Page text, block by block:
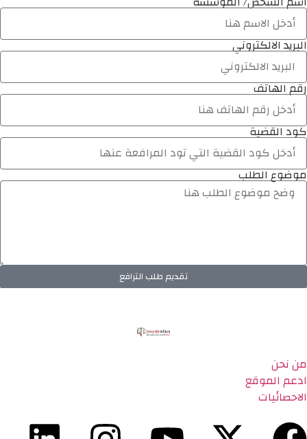
البريد الالكتروني
رقم الهاتف
كود القضية
موضوع الطلب
تقديم طلب الترافع
من نحن
ادعم الموقع
الاحصائيات